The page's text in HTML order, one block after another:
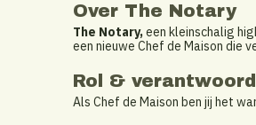
Over The Notary
The Notary,een kleinschalig
een nieuwe Chef de Maison die
Rol &
Als Chef de Maison ben jij het